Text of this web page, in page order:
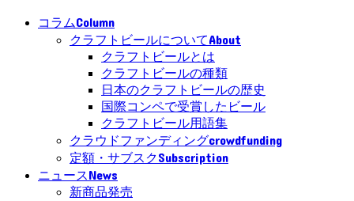
コラムColumn
クラフトビールについてAbout
クラフトビールとは
クラフトビールの種類
日本のクラフトビールの歴史
国際コンペで受賞したビール
クラフトビール用語集
クラウドファンディングcrowdfunding
定額・サブスクSubscription
ニュースNews
新商品発売